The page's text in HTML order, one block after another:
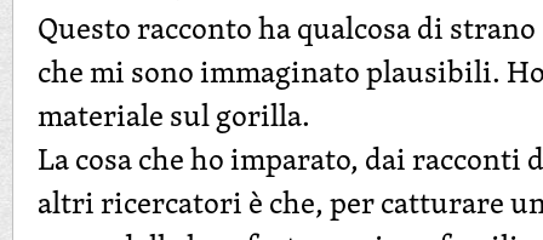
Questo racconto ha qualcosa di
che mi sono immaginato plausibili.
materiale sul gorilla.
La cosa che ho imparato, dai racconti
altri ricercatori è che, per catturare